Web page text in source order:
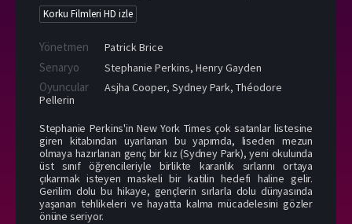
Korku Filmleri HD izle
Yönetmen Patrick Brice
Senaryo Stephanie Perkins, Henry Gayden
Oyuncular Asjha Cooper, Sydney Park, Théodore
Pellerin
Stephanie Perkins'in New York Times çok satanlar listesine
giren kitabından uyarlanan bu yapımda, liseden mezun
olmaya hazırlanan genç bir kız (Sydney Park), yeni okulunda
üst sınıf öğrencileriyle birlikte karanlık sırlarını ortaya
çıkarmak isteyen maskeli bir katilin hedefi haline gelir.
Gerilim dolu bu hikaye, gençlerin sırlarla dolu dünyasında
yaşanan tehlikeleri ve hayatta kalma mücadelesini gözler
önüne seriyor.